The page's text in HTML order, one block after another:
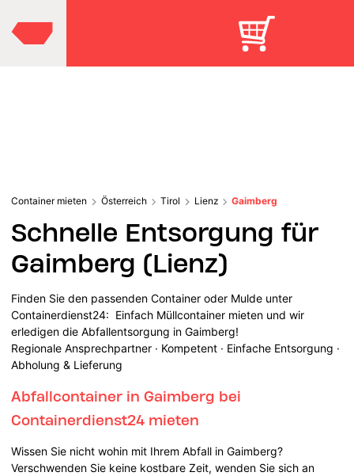
Container mieten Österreich Tirol Lienz Gaimberg
Schnelle Entsorgung für
Gaimberg (Lienz)
Finden Sie den passenden Container oder Mulde unter
Containerdienst24: Einfach Müllcontainer mieten und wir
erledigen die Abfallentsorgung in Gaimberg!
Regionale Ansprechpartner · Kompetent · Einfache Entsorgung ·
Abholung & Lieferung
Abfallcontainer in Gaimberg bei
Containerdienst24 mieten
Wissen Sie nicht wohin mit Ihrem Abfall in Gaimberg?
Verschwenden Sie keine kostbare Zeit, wenden Sie sich an